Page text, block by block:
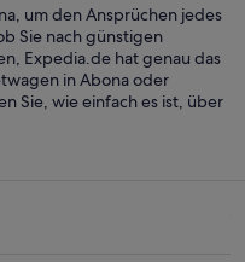
um den Ansprüchen jedes
Sie nach günstigen
Expedia.de hat genau das
in Abona oder
Sie, wie einfach es ist, über